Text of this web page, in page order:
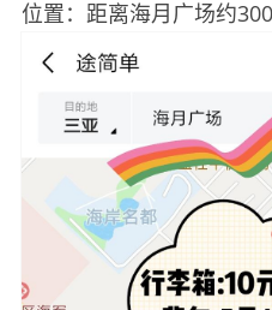
位置：距离海月广场约